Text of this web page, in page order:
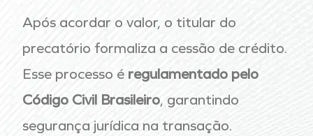
Após acordar o valor, o titular do
precatório formaliza a cessão de crédito.
Esse processo é regulamentado pelo
Código Civil Brasileiro, garantindo
segurança jurídica na transação.